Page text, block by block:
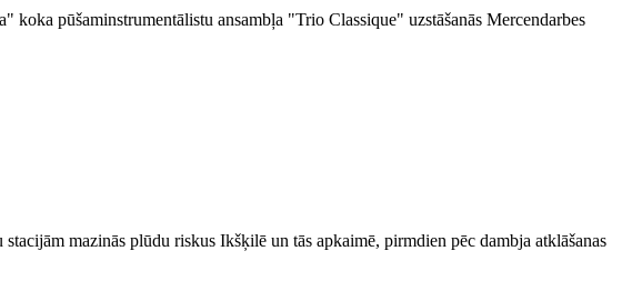
pūšaminstrumentālistu ansambļa "Trio Classique" uzstāšanās Mercendarbes
mazinās plūdu riskus Ikšķilē un tās apkaimē, pirmdien pēc dambja atklāšanas